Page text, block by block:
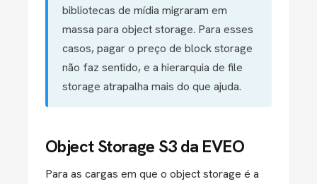
bibliotecas de mídia migraram em
massa para object storage. Para esses
casos, pagar o preço de block storage
não faz sentido, e a hierarquia de file
storage atrapalha mais do que ajuda.
Object Storage S3 da EVEO
Para as cargas em que o object storage é a